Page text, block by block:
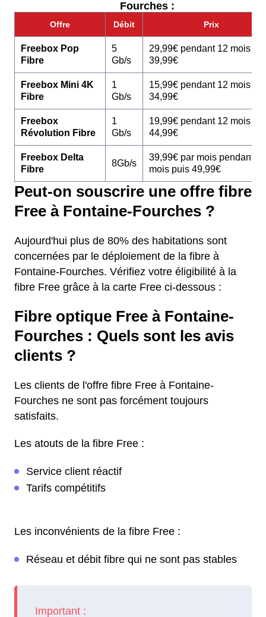
Fourches :
Offre Débit Prix
Freebox Pop
Fibre
5
Gb/s
29,99€ pendant 12 mois
39,99€
Freebox Mini 4K
Fibre
1
Gb/s
15,99€ pendant 12 mois
34,99€
Freebox
Révolution Fibre
1
Gb/s
19,99€ pendant 12 mois
44,99€
Freebox Delta
Fibre
8Gb/s
39,99€ par mois pendant 12
mois puis 49,99€
Peut-on souscrire une offre fibre
Free à Fontaine-Fourches ?
Aujourd'hui plus de 80% des habitations sont
concernées par le déploiement de la fibre à
Fontaine-Fourches. Vérifiez votre éligibilité à la
fibre Free grâce à la carte Free ci-dessous :
Fibre optique Free à Fontaine-
Fourches : Quels sont les avis
clients ?
Les clients de l'offre fibre Free à Fontaine-
Fourches ne sont pas forcément toujours
satisfaits.
Les atouts de la fibre Free :
Service client réactif
Tarifs compétitifs
Les inconvénients de la fibre Free :
Réseau et débit fibre qui ne sont pas stables